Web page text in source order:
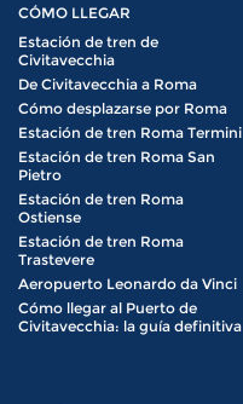
CÓMO LLEGAR
Estación de tren de
Civitavecchia
De Civitavecchia a Roma
Cómo desplazarse por Roma
Estación de tren Roma Termini
Estación de tren Roma San
Pietro
Estación de tren Roma
Ostiense
Estación de tren Roma
Trastevere
Aeropuerto Leonardo da Vinci
Cómo llegar al Puerto de
Civitavecchia: la guía definitiva